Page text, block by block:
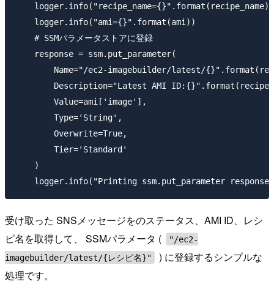
    logger.info("recipe_name={}".format(recipe_name))
    logger.info("ami={}".format(ami))
    # SSMパラメータストアに登録
    response = ssm.put_parameter(
Name="/ec2-imagebuilder/latest/
Description="Latest AMI
        Value=ami['image'],
        Type='String',
        Overwrite=True,
        Tier='Standard'
    )
受け取った SNSメッセージをのステータス、AMI ID、レシ
ピ名を取得して、 SSMパラメータ (
"/ec2-
imagebuilder/latest/{レシピ名}"
) に登録するシンプルな
処理です。